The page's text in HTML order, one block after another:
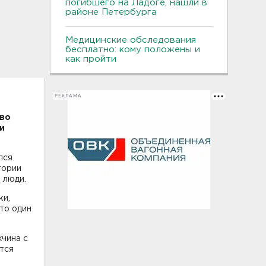
один
с
погибшего на Ладоге, нашли в
районе Петербурга
Медицинские обследования
бесплатно: кому положены и
как пройти
РЕКЛАМА